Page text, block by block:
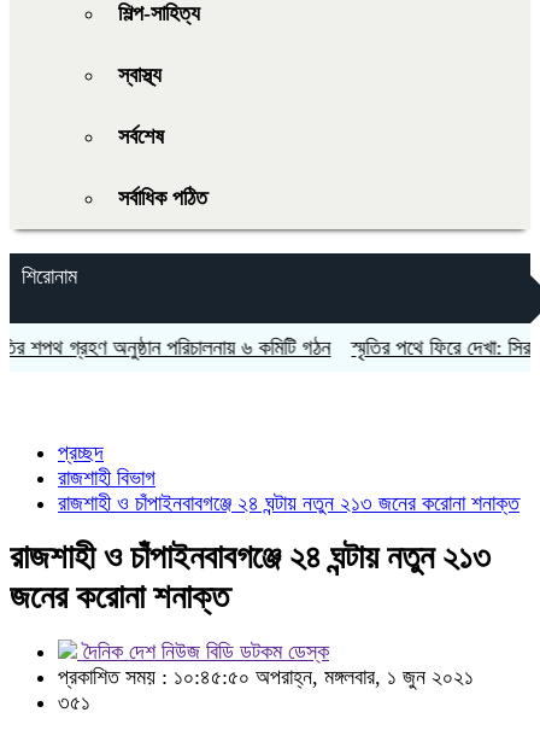
শিল্প-সাহিত্য
স্বাস্থ্য
সর্বশেষ
সর্বাধিক পঠিত
শিরোনাম
গ্রহণ অনুষ্ঠান পরিচালনায় ৬ কমিটি গঠন স্মৃতির পথে ফিরে দেখা:
প্রচ্ছদ
রাজশাহী বিভাগ
রাজশাহী ও চাঁপাইনবাবগঞ্জে ২৪ ঘন্টায় নতুন ২১৩ জনের করোনা শনাক্ত
রাজশাহী ও চাঁপাইনবাবগঞ্জে ২৪ ঘন্টায় নতুন ২১৩
জনের করোনা শনাক্ত
দৈনিক দেশ নিউজ বিডি ডটকম ডেস্ক
প্রকাশিত সময় : ১০:৪৫:৫০ অপরাহ্ন, মঙ্গলবার, ১ জুন ২০২১
৩৫১